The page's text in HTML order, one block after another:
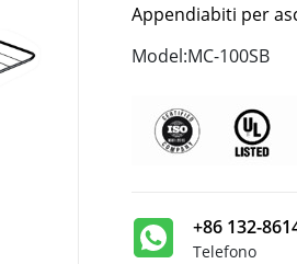
Appendiabiti per
Model:MC-100SB
+86 132-
Telefono